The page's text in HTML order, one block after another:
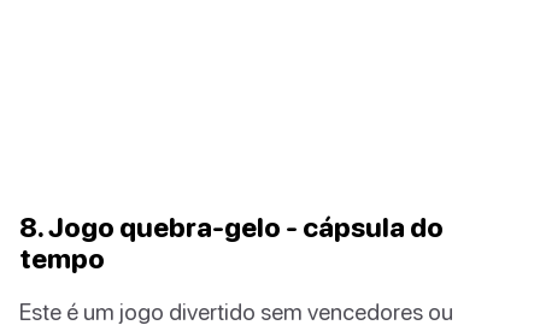
8. Jogo quebra-gelo - cápsula do
tempo
Este é um jogo divertido sem vencedores ou